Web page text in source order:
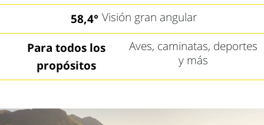
58,4° Visión gran angular
Para todos los
propósitos
Aves, caminatas, deportes
y más